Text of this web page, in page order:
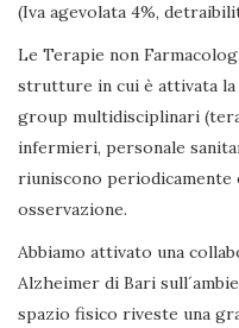
(Iva agevolata 4%,
Le Terapie non
strutture in cui è attivata
group multidisciplinari
infermieri, personale
riuniscono
osservazione.
Abbiamo attivato una
Alzheimer di Bari
spazio fisico riveste una